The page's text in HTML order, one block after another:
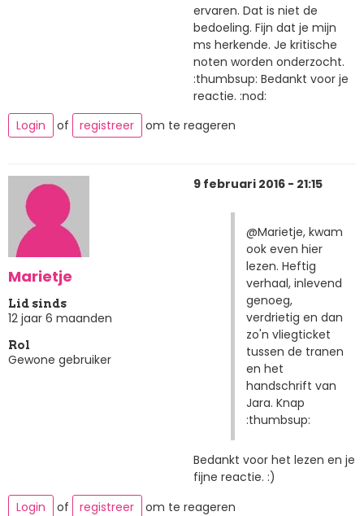
ervaren. Dat is niet de
bedoeling. Fijn dat je mijn
ms herkende. Je kritische
noten worden onderzocht.
:thumbsup: Bedankt voor je
reactie. :nod:
Login
of registreer om te reageren
Marietje
Lid sinds
12 jaar 6 maanden
Rol
Gewone gebruiker
9 februari 2016 - 21:15
@Marietje, kwam
ook even hier
lezen. Heftig
verhaal, inlevend
genoeg,
verdrietig en dan
zo'n vliegticket
tussen de tranen
en het
handschrift van
Jara. Knap
:thumbsup:
Bedankt voor het lezen en je
fijne reactie. :)
Login
of registreer om te reageren